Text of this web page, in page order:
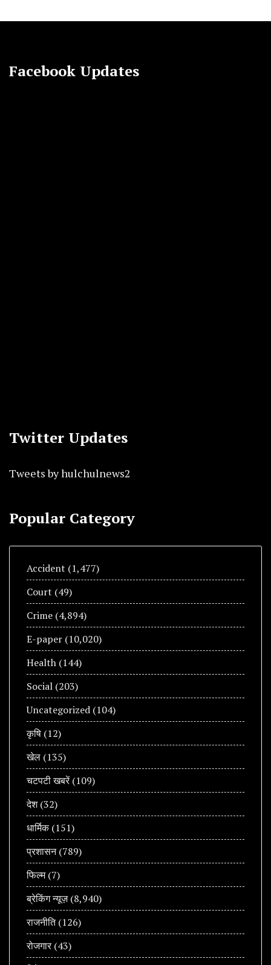
Facebook Updates
Twitter Updates
Tweets by hulchulnews2
Popular Category
Accident (1,477)
Court (49)
Crime (4,894)
E-paper (10,020)
Health (144)
Social (203)
Uncategorized (104)
कृषि (12)
खेल (135)
चटपटी खबरें(109)
देश(32)
धार्मिक(151)
प्रशासन(789)
फिल्म(7)
ब्रेकिंग न्यूज़(8,940)
राजनीति(126)
रोजगार(43)